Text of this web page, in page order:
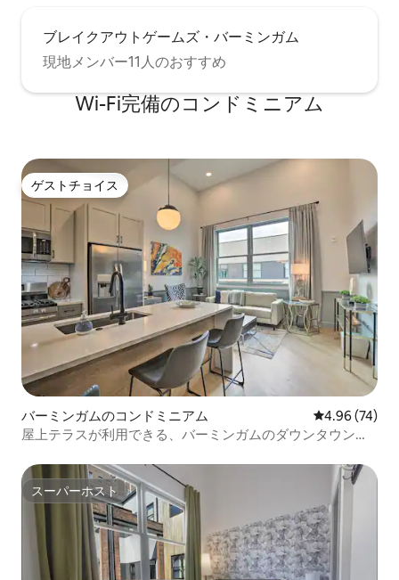
ブレイクアウトゲームズ・バーミンガム
現地メンバー11人のおすすめ
Wi-Fi完備のコンドミニアム
ゲストチョイス
ゲストチョイス
バーミンガムのコンドミニアム レビュー74
4.96 (74)
屋上テラスが利用できる、バーミンガムのダウンタウンに
スーパーホスト
スーパーホスト